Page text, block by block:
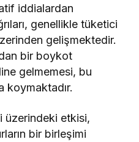
iddialardan
genellikle tüketici
gelişmektedir.
bir boykot
gelmemesi, bu
koymaktadır.
üzerindeki etkisi,
bir birleşimi